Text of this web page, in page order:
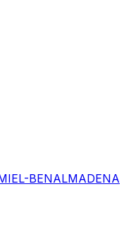
BENALMADENA